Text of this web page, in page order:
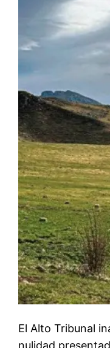
El Alto Tribunal
nulidad